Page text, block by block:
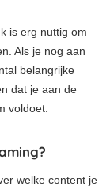
is erg nuttig om
Als je nog aan
belangrijke
dat je aan de
voldoet.
welke content je